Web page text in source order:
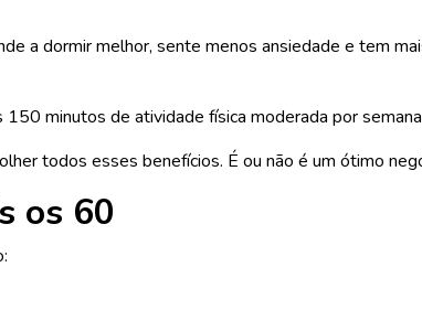
a dormir melhor, sente menos ansiedade e tem
minutos de atividade física moderada por
todos esses benefícios. É ou não é um ótimo
os 60